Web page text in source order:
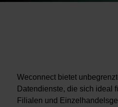
Weconnect bietet
Datendienste, die sich ideal
Filialen und